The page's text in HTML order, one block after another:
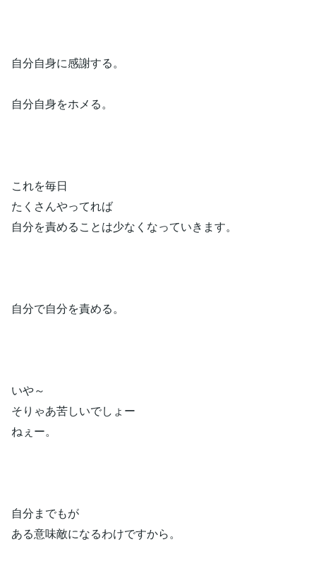
自分自身に感謝する。
自分自身をホメる。
これを毎日
たくさんやってれば
自分を責めることは少なくなっていきます。
自分で自分を責める。
いや～
そりゃあ苦しいでしょー
ねぇー。
自分までもが
ある意味敵になるわけですから。